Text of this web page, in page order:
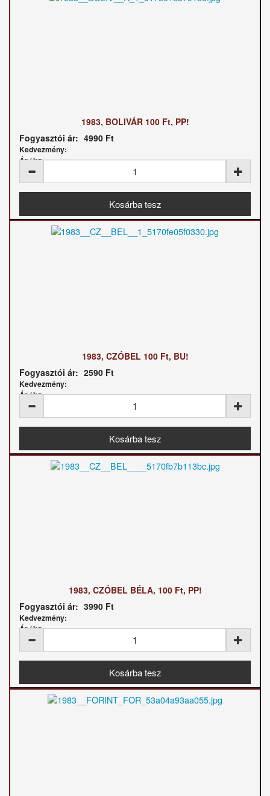
1983, BOLIVÁR 100 Ft, PP!
Fogyasztói ár: 4990 Ft
Kedvezmény:
Ár / kg:
1983, CZÓBEL 100 Ft, BU!
Fogyasztói ár: 2590 Ft
Kedvezmény:
Ár / kg:
1983, CZÓBEL BÉLA, 100 Ft, PP!
Fogyasztói ár: 3990 Ft
Kedvezmény:
Ár / kg: